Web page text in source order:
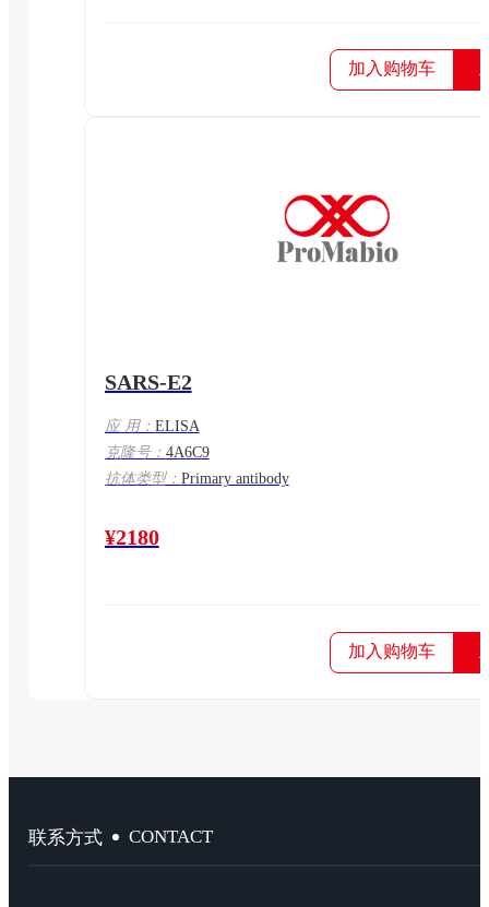
加入购物车
SARS-E2
应 用： ELISA
克隆号： 4A6C9
抗体类型： Primary antibody
¥2180
加入购物车
联系方式 CONTACT